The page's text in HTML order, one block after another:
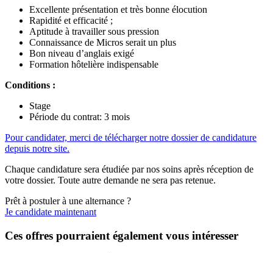
Excellente présentation et très bonne élocution
Rapidité et efficacité ;
Aptitude à travailler sous pression
Connaissance de Micros serait un plus
Bon niveau d’anglais exigé
Formation hôtelière indispensable
Conditions :
Stage
Période du contrat: 3 mois
Pour candidater, merci de télécharger notre dossier de candidature
depuis notre site.
Chaque candidature sera étudiée par nos soins après réception de
votre dossier. Toute autre demande ne sera pas retenue.
Prêt à postuler à une alternance ?
Je candidate maintenant
Ces offres pourraient également vous intéresser